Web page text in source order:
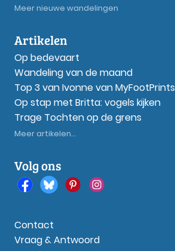
Meer nieuwe wandelingen
Artikelen
Op bedevaart
Wandeling van de maand
Top 3 van Ivonne van MyFootPrints
Op stap met Britta: vogels kijken
Trage Tochten op de grens
Meer artikelen...
Volg ons
Contact
Vraag & Antwoord